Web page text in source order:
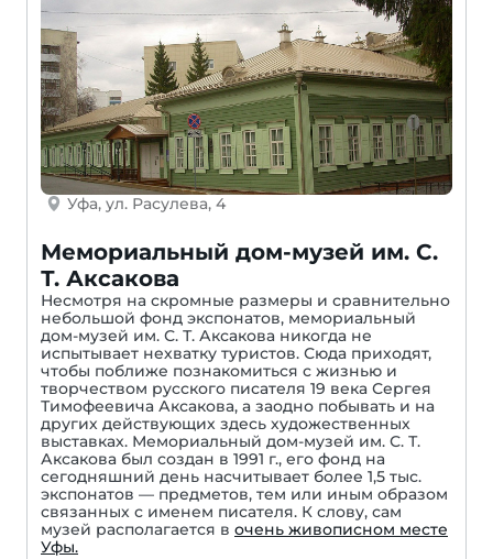
Уфа, ул. Расулева, 4
Мемориальный дом-музей им. С.
Т. Аксакова
Несмотря на скромные размеры и сравнительно
небольшой фонд экспонатов, мемориальный
дом-музей им. С. Т. Аксакова никогда не
испытывает нехватку туристов. Сюда приходят,
чтобы поближе познакомиться с жизнью и
творчеством русского писателя 19 века Сергея
Тимофеевича Аксакова, а заодно побывать и на
других действующих здесь художественных
выставках. Мемориальный дом-музей им. С. Т.
Аксакова был создан в 1991 г., его фонд на
сегодняшний день насчитывает более 1,5 тыс.
экспонатов — предметов, тем или иным образом
связанных с именем писателя. К слову, сам
музей располагается в очень живописном месте
Уфы.